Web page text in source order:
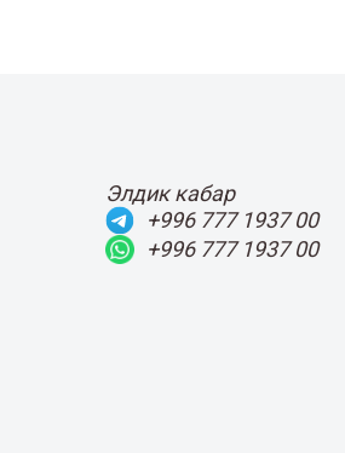
Элдик кабар
+996 777 1937 00
+996 777 1937 00